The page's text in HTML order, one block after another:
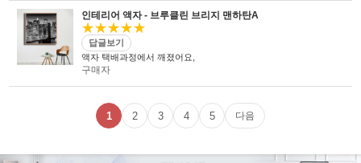
인테리어 액자 - 브루클린 브리지 맨하탄A
★★★★★
답글보기
액자 택배과정에서 깨졌어요,
구매자
1 2 3 4 5 다음